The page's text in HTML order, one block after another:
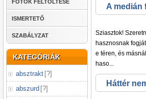
FOTÓK FELTÖLTÉSE
ISMERTETŐ
SZABÁLYZAT
KATEGÓRIÁK
absztrakt [?]
abszurd [?]
A medián
Sziasztok!
hasznosnak
e téren, és
haso...
Háttér